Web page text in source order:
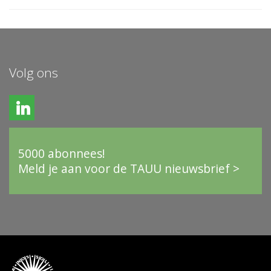
Volg ons
5000 abonnees!
Meld je aan voor de TAUU nieuwsbrief >